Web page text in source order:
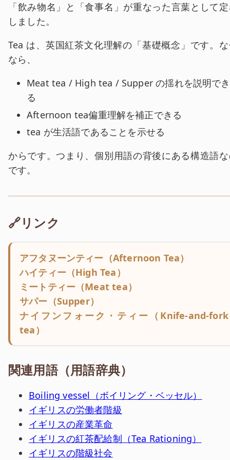
「飲み物名」と「食事名」が重なった言葉として
しました。
Tea は、英国紅茶文化理解の「基礎概念」です。
なら、
Meat tea / High tea / Supper の揺れを説明でき
る
Afternoon tea偏重理解を補正できる
tea が生活語であることを示せる
からです。つまり、個別用語の背後にある構造語
です。
🔗リンク
アフタヌーンティー（Afternoon Tea）
ハイティー（High Tea）
ミートティー（Meat tea）
サパー（Supper）
ナイフンフォーク・ティー（Knife-and-fork
tea）
関連用語（用語辞典）
Boiling vessel（ボイリング・ベッセル）
イギリスの労働者階級
イギリスの産業革命
イギリスの紅茶配給制（Tea Rationing）
イギリスの階級社会